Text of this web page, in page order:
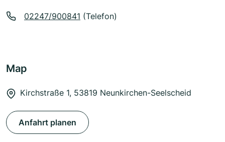
02247/900841 (Telefon)
Map
Kirchstraße 1, 53819 Neunkirchen-Seelscheid
Anfahrt planen